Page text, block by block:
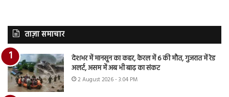
ताज़ा समाचार
देशभर में मानसून का कहर, केरल में 6 की मौत, गुजरात में रेड
अलर्ट, असम में अब भी बाढ़ का संकट
2 August 2026 - 3:04 PM